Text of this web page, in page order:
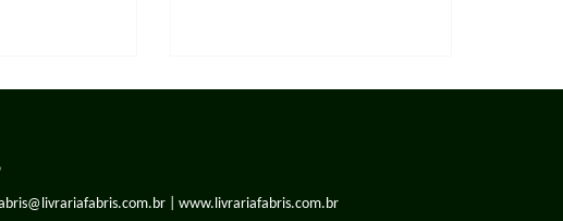
| www.livrariafabris.com.br